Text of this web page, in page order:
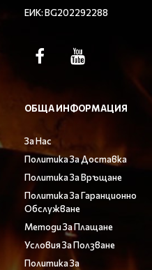
ЕИК: BG202292288
ОБЩА ИНФОРМАЦИЯ
За Нас
Политика За Доставка
Политика За Връщане
Политика За Гаранционно
Обслужване
Методи За Плащане
Условия За Ползване
Политика За